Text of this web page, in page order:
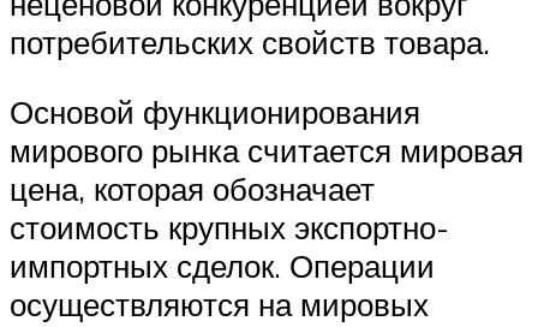
потребительских свойств товара.
Основой функционирования
мирового рынка считается мировая
цена, которая обозначает
стоимость крупных экспортно-
импортных сделок. Операции
осуществляются на мировых